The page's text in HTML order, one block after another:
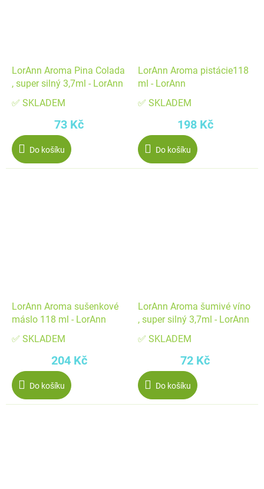
LorAnn Aroma Pina Colada
, super silný 3,7ml - LorAnn
✅ SKLADEM
73 Kč
Do košíku
LorAnn Aroma pistácie118
ml - LorAnn
✅ SKLADEM
198 Kč
Do košíku
LorAnn Aroma sušenkové
máslo 118 ml - LorAnn
✅ SKLADEM
204 Kč
Do košíku
LorAnn Aroma šumivé víno
, super silný 3,7ml - LorAnn
✅ SKLADEM
72 Kč
Do košíku